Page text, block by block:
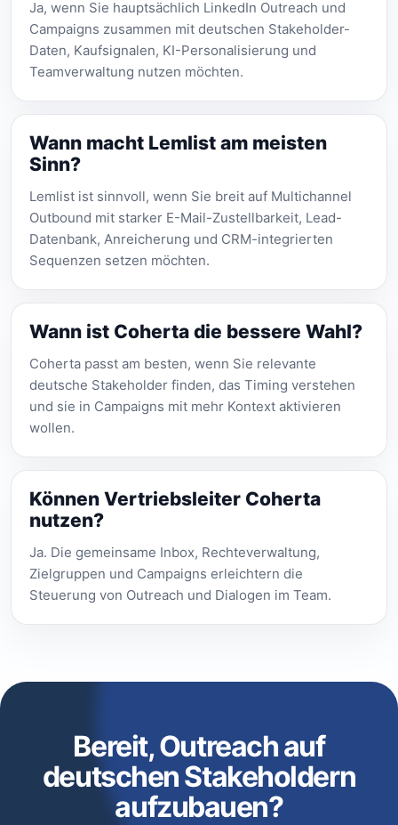
Ja, wenn Sie hauptsächlich LinkedIn Outreach und
Campaigns zusammen mit deutschen Stakeholder-
Daten, Kaufsignalen, KI-Personalisierung und
Teamverwaltung nutzen möchten.
Wann macht Lemlist am meisten
Sinn?
Lemlist ist sinnvoll, wenn Sie breit auf Multichannel
Outbound mit starker E-Mail-Zustellbarkeit, Lead-
Datenbank, Anreicherung und CRM-integrierten
Sequenzen setzen möchten.
Wann ist Coherta die bessere Wahl?
Coherta passt am besten, wenn Sie relevante
deutsche Stakeholder finden, das Timing verstehen
und sie in Campaigns mit mehr Kontext aktivieren
wollen.
Können Vertriebsleiter Coherta
nutzen?
Ja. Die gemeinsame Inbox, Rechteverwaltung,
Zielgruppen und Campaigns erleichtern die
Steuerung von Outreach und Dialogen im Team.
Bereit, Outreach auf
deutschen Stakeholdern
aufzubauen?